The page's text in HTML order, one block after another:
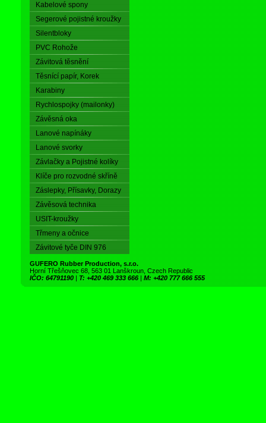
Kabelové spony
Segerové pojistné kroužky
Silentbloky
PVC Rohože
Závitová těsnění
Těsnící papír, Korek
Karabiny
Rychlospojky (mailonky)
Závěsná oka
Lanové napínáky
Lanové svorky
Závlačky a Pojistné kolíky
Klíče pro rozvodné skříně
Záslepky, Přísavky, Dorazy
Závěsová technika
USIT-kroužky
Třmeny a očnice
Závitové tyče DIN 976
GUFERO Rubber Production, s.r.o.
Horní Třešňovec 68, 563 01 Lanškroun, Czech Republic
IČO: 64791190 | T: +420 469 333 666 | M: +420 777 666 555